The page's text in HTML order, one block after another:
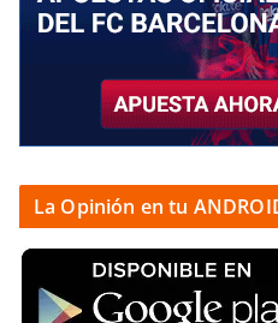
La Opinión en tu